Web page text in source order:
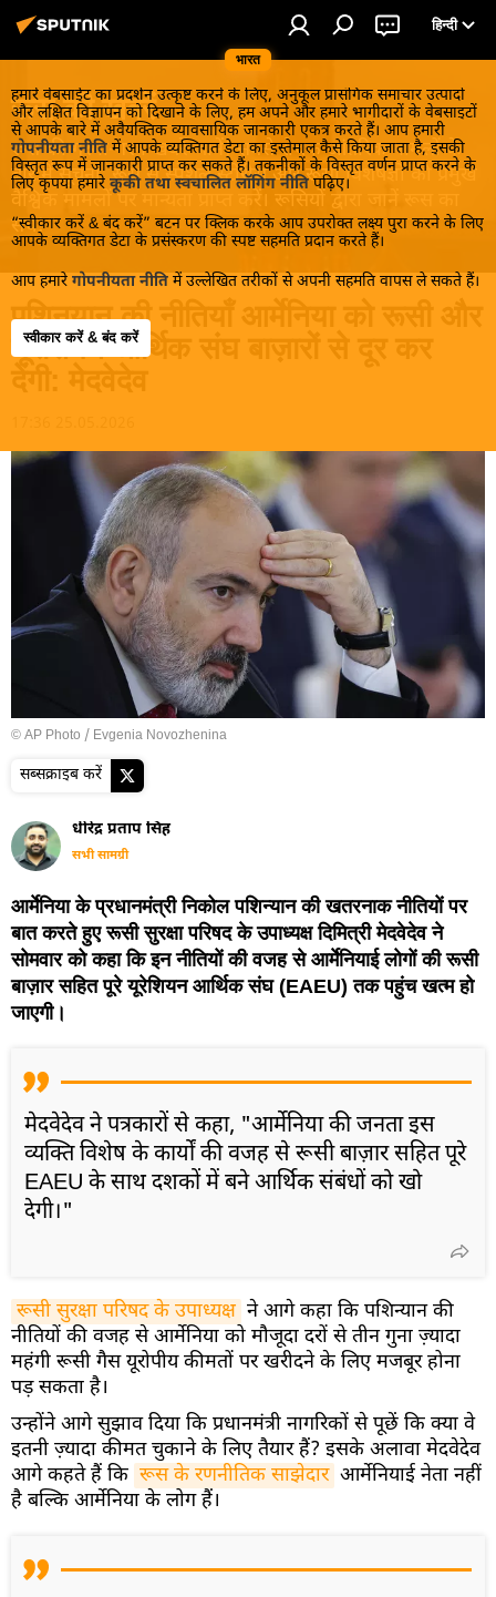
भारत
हिन्दी
हमारे वेबसाईट का प्रदर्शन उत्कृष्ट करने के लिए, अनुकूल प्रासंगिक समाचार उत्पादों
और लक्षित विज्ञापन को दिखाने के लिए, हम अपने और हमारे भागीदारों के वेबसाइटों
से आपके बारे में अवैयक्तिक व्यावसायिक जानकारी एकत्र करते हैं। आप हमारी
गोपनीयता नीति में आपके व्यक्तिगत डेटा का इस्तेमाल कैसे किया जाता है, इसकी
विस्तृत रूप में जानकारी प्राप्त कर सकते हैं। तकनीकों के विस्तृत वर्णन प्राप्त करने के
लिए कृपया हमारे कूकी तथा स्वचालित लॉगिंग नीति पढ़िए।
“स्वीकार करें & बंद करें” बटन पर क्लिक करके आप उपरोक्त लक्ष्य पुरा करने के लिए
आपके व्यक्तिगत डेटा के प्रसंस्करण की स्पष्ट सहमति प्रदान करते हैं।
आप हमारे गोपनीयता नीति में उल्लेखित तरीकों से अपनी सहमति वापस ले सकते हैं।
स्वीकार करें & बंद करें
रूस की खबरें
रूस की गरमा-गरम खबरें जानें! सबसे रोचक आंतरिक मामलों के
बारे में सूचना, रूस से स्पेशल स्टोरीस और रूसी विशेषज्ञों की प्रमुख
वैश्विक मामलों पर मान्यता प्राप्त करें। रूसियों द्वारा जानें रूस का
सच!
पशिनयान की नीतियाँ आर्मेनिया को रूसी और
यूरेशियन आर्थिक संघ बाज़ारों से दूर कर
© AP Photo / Evgenia Novozhenina
सब्सक्राइब करें
धीरेंद्र प्रताप सिंह
सभी सामग्री
आर्मेनिया के प्रधानमंत्री निकोल पशिन्यान की खतरनाक नीतियों पर
बात करते हुए रूसी सुरक्षा परिषद के उपाध्यक्ष दिमित्री मेदवेदेव ने
सोमवार को कहा कि इन नीतियों की वजह से आर्मेनियाई लोगों की रूसी
बाज़ार सहित पूरे यूरेशियन आर्थिक संघ (EAEU) तक पहुंच खत्म हो
जाएगी।
मेदवेदेव ने पत्रकारों से कहा, "आर्मेनिया की जनता इस
व्यक्ति विशेष के कार्यों की वजह से रूसी बाज़ार सहित पूरे
EAEU के साथ दशकों में बने आर्थिक संबंधों को खो
देगी।"
रूसी सुरक्षा परिषद के उपाध्यक्ष ने आगे कहा कि पशिन्यान की
नीतियों की वजह से आर्मेनिया को मौजूदा दरों से तीन गुना ज़्यादा
महंगी रूसी गैस यूरोपीय कीमतों पर खरीदने के लिए मजबूर होना
पड़ सकता है।
उन्होंने आगे सुझाव दिया कि प्रधानमंत्री नागरिकों से पूछें कि क्या वे
इतनी ज़्यादा कीमत चुकाने के लिए तैयार हैं? इसके अलावा मेदवेदेव
आगे कहते हैं कि रूस के रणनीतिक साझेदार आर्मेनियाई नेता नहीं
है बल्कि आर्मेनिया के लोग हैं।